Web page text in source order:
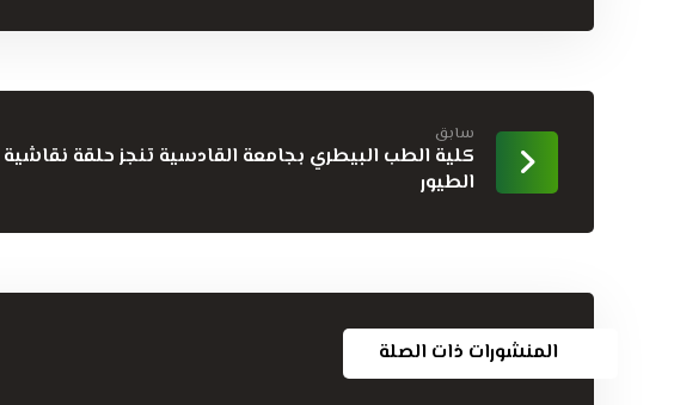
سابق
كلية الطب البيطري بجامعة القادسية تنجز حلقة نقاشية
الطيور
المنشورات ذات الصلة